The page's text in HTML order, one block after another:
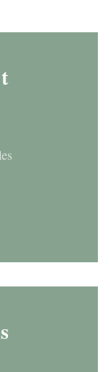
((otevře se v
se v